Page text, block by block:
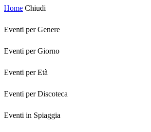
Home Chiudi
Eventi per Genere
Eventi per Giorno
Eventi per Età
Eventi per Discoteca
Eventi in Spiaggia